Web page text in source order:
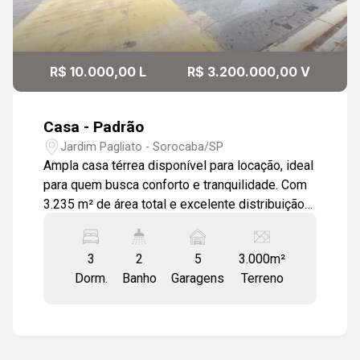
R$ 10.000,00 L R$ 3.200.000,00 V
Casa - Padrão
Jardim Pagliato - Sorocaba/SP
Ampla casa térrea disponível para locação, ideal
para quem busca conforto e tranquilidade. Com
3.235 m² de área total e excelente distribuição
familiar ou uso recreativo. Localizada em uma
região tranquila e com ótima topografia, a casa
proporciona privacidade, contato com a natureza
3
Dorm.
2
Banho
5
Garagens
3.000m²
Terreno